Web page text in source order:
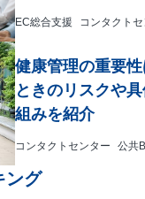
EC総合支援 コンタクト
健康管理の重要
ときのリスクや
組みを紹介
コンタクトセンター 公共
ング